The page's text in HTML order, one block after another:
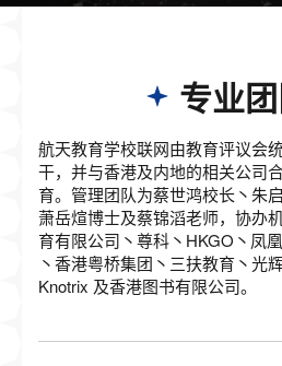
专业
航天教育学校联网由教育评议会
干，并与香港及内地的相关公司
育。管理团队为蔡世鸿校长丶朱
萧岳煊博士及蔡锦滔老师，协办
育有限公司丶尊科丶HKGO丶凤
丶香港粤桥集团丶三扶教育丶光
Knotrix 及香港图书有限公司。